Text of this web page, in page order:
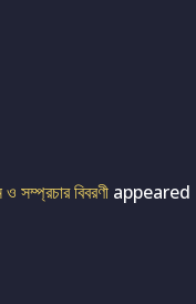
সম্প্রচার বিবরণী appeared